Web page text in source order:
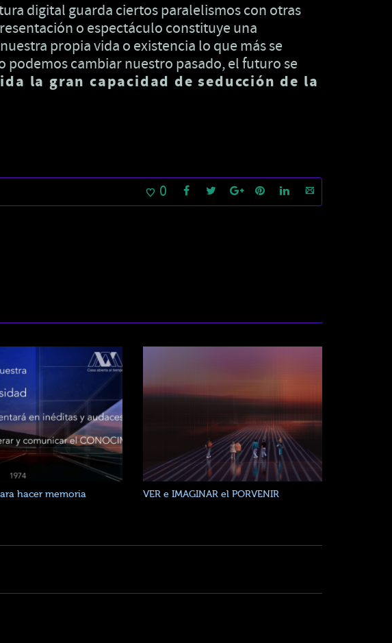
digital guarda ciertos paralelismos con otras
o espectáculo constituye una
propia vida o existencia lo que más se
cambiar nuestro pasado, el futuro se
la gran capacidad de seducción de la
0
hacer memoria VER e IMAGINAR el PORVENIR